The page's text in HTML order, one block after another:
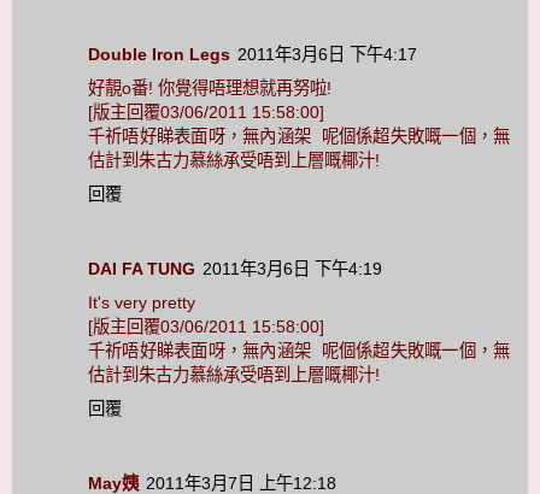
Double Iron Legs 2011年3月6日 下午4:17
好靚o番! 你覺得唔理想就再努啦!
[版主回覆03/06/2011 15:58:00]
千祈唔好睇表面呀，無內涵架 呢個係超失敗嘅一個，無
估計到朱古力慕絲承受唔到上層嘅椰汁!
回覆
DAI FA TUNG 2011年3月6日 下午4:19
It's very pretty
[版主回覆03/06/2011 15:58:00]
千祈唔好睇表面呀，無內涵架 呢個係超失敗嘅一個，無
估計到朱古力慕絲承受唔到上層嘅椰汁!
回覆
May姨 2011年3月7日 上午12:18